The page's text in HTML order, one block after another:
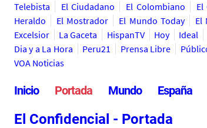
Telebista
El Ciudadano El Colombiano El
Heraldo
El Mostrador El Mundo Today El
Excelsior
La Gaceta HispanTV Hoy Ideal
Dia y a La Hora
Peru21 Prensa Libre
VOA Noticias
Inicio Portada Mundo España
El Confidencial - Portada